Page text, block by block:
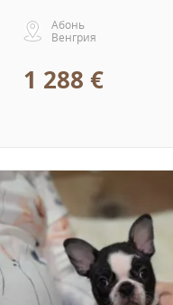
Абонь
Венгрия
1 288 €